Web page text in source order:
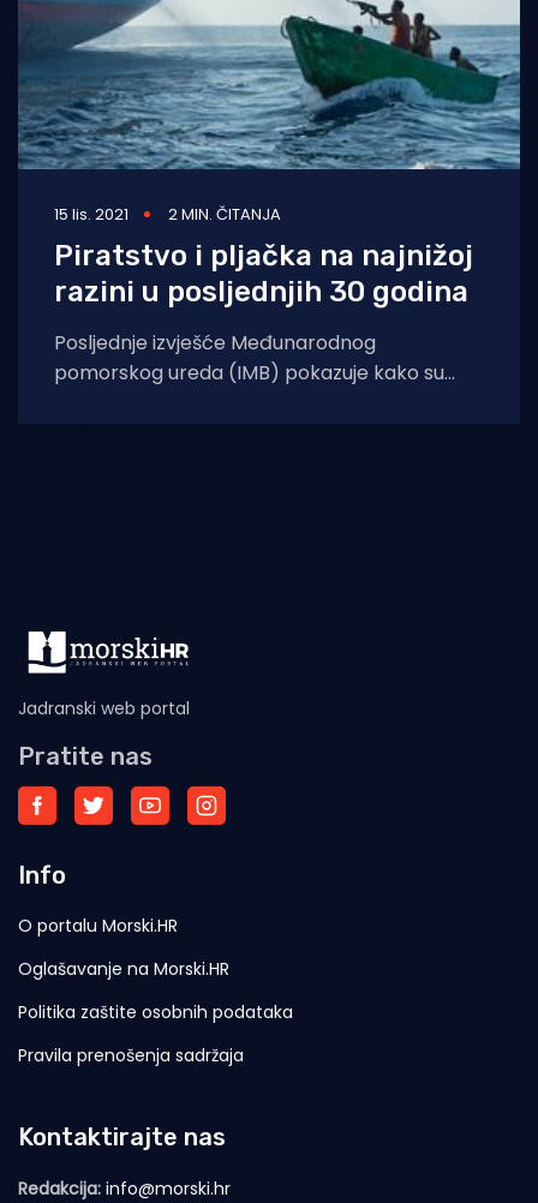
15 lis. 2021 2 MIN. ČITANJA
Piratstvo i pljačka na najnižoj
razini u posljednjih 30 godina
Posljednje izvješće Međunarodnog
pomorskog ureda (IMB) pokazuje kako su
mjeseci ove godine
Jadranski web portal
Pratite nas
Info
O portalu Morski.HR
Oglašavanje na Morski.HR
Politika zaštite osobnih podataka
Pravila prenošenja sadržaja
Kontaktirajte nas
Redakcija: info@morski.hr